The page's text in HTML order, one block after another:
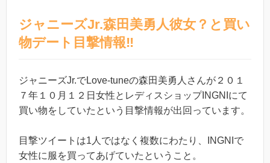
ジャニーズJr.森田美勇人彼女？と買い
物デート目撃情報‼︎
ジャニーズJr.でLove-tuneの森田美勇人さんが２０１
７年１０月１２日女性とレディスショップINGNIにて
買い物をしていたという目撃情報が出回っています。
目撃ツイートは1人ではなく複数にわたり、INGNIで
女性に服を買ってあげていたということ。